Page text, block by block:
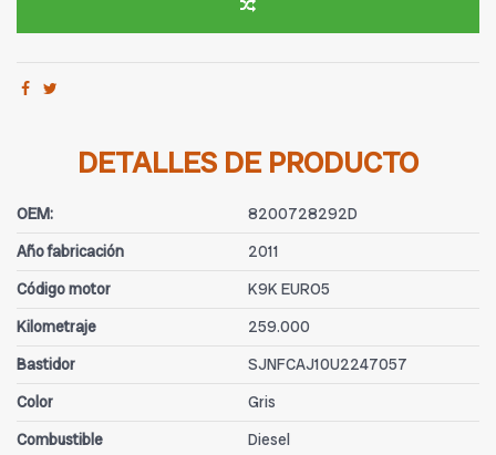
DETALLES DE PRODUCTO
OEM:
8200728292D
Año fabricación
2011
Código motor
K9K EURO5
Kilometraje
259.000
Bastidor
SJNFCAJ10U2247057
Color
Gris
Combustible
Diesel